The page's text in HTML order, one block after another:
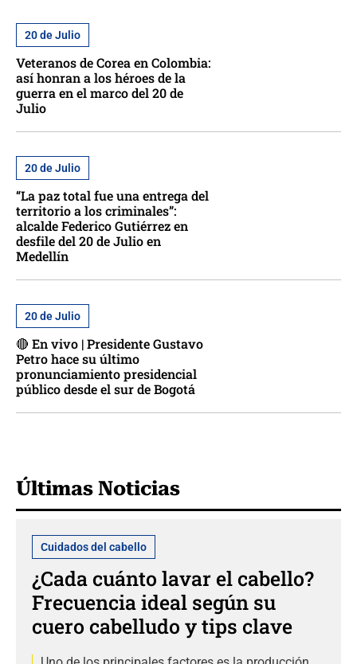
20 de Julio
Veteranos de Corea en Colombia:
así honran a los héroes de la
guerra en el marco del 20 de
Julio
20 de Julio
“La paz total fue una entrega del
territorio a los criminales”:
alcalde Federico Gutiérrez en
desfile del 20 de Julio en
Medellín
20 de Julio
🔴 En vivo | Presidente Gustavo
Petro hace su último
pronunciamiento presidencial
público desde el sur de Bogotá
Últimas Noticias
Cuidados del cabello
¿Cada cuánto lavar el cabello?
Frecuencia ideal según su
cuero cabelludo y tips clave